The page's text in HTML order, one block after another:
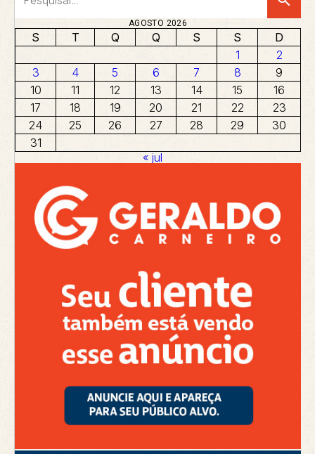
AGOSTO 2026
S T Q Q S S
D
1
2
3
4 5 6 7 8
9
10
11 12 13 14 15
16
17
18 19 20 21 22
23
24
25 26 27 28 29
30
31
« jul